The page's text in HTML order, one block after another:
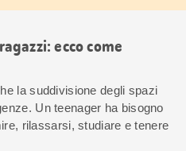
ecco come
la suddivisione degli spazi
Un teenager ha bisogno
rilassarsi, studiare e tenere